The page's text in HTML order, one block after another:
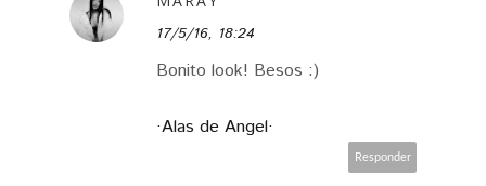
17/5/16, 18:24
Bonito look! Besos :)
·Alas de Angel·
Responder